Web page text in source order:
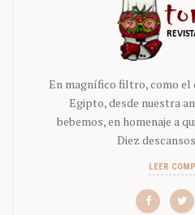
En magnífico filtro, como el
Egipto, desde nuestra
bebemos, en homenaje a
Diez
LEER